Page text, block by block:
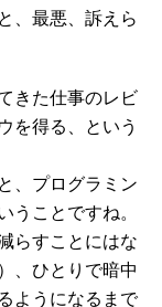
、最悪、訴えら
きた仕事のレビ
を得る、という
、プログラミン
うことですね。
らすことにはな
、ひとりで暗中
ようになるまで